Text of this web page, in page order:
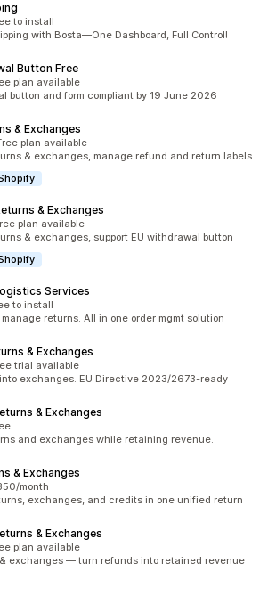
to install
with Bosta—One Dashboard, Full Control!
Button Free
plan available
button and form compliant by 19 June 2026
& Exchanges
plan available
& exchanges, manage refund and return labels
& Exchanges
plan available
& exchanges, support EU withdrawal button
Services
to install
returns. All in one order mgmt solution
& Exchanges
trial available
exchanges. EU Directive 2023/2673-ready
& Exchanges
and exchanges while retaining revenue.
& Exchanges
month
exchanges, and credits in one unified return
& Exchanges
plan available
exchanges — turn refunds into retained revenue